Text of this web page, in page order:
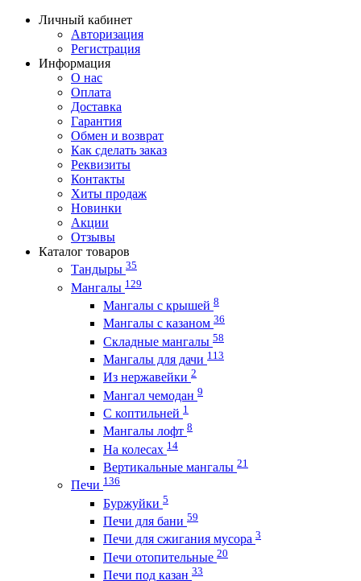
Личный кабинет
Авторизация
Регистрация
Информация
О нас
Оплата
Доставка
Гарантия
Обмен и возврат
Как сделать заказ
Реквизиты
Контакты
Хиты продаж
Новинки
Акции
Отзывы
Каталог товаров
Тандыры 35
Мангалы 129
Мангалы с крышей 8
Мангалы с казаном 36
Складные мангалы 58
Мангалы для дачи 113
Из нержавейки 2
Мангал чемодан 9
С коптильней 1
Мангалы лофт 8
На колесах 14
Вертикальные мангалы 21
Печи 136
Буржуйки 5
Печи для бани 59
Печи для сжигания мусора 3
Печи отопительные 20
Печи под казан 33